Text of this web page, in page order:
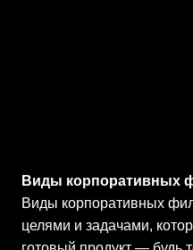
Виды корпоративных
Виды корпоративных
целями и задачами,